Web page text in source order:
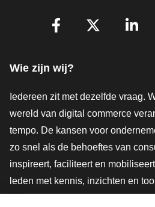
Volg je ons al?
Wie zijn wij?
Iedereen zit met dezelfde vraag.
wereld van digital commerce
tempo. De kansen voor
zo snel als de behoeftes van
inspireert, faciliteert en
leden met kennis, inzichten en